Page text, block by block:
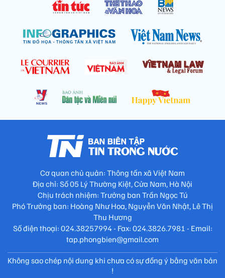
Cơ quan chủ quản: Thông tấn xã Việt Nam
Địa chỉ: Số 05 Lý Thường Kiệt, Cửa Nam, Hà Nội
Chịu trách nhiệm: Trưởng ban Trần Ngọc Tú
Phó Trưởng ban: Hoàng Như Hoa, Nguyễn Văn Nhật, Lê Thị
Thu Hương
Số điện thoại: 024.38257994 - Fax: 024.3826.7981 - Email:
tap.phongbien@gmail.com
Không sao chép nội dung khi chưa có sự đồng ý bằng văn bản
!